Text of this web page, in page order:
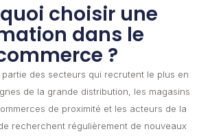
choisir une
dans le
?
des secteurs qui recrutent le plus en
de la grande distribution, les magasins
de proximité et les acteurs de la
recherchent régulièrement de nouveaux